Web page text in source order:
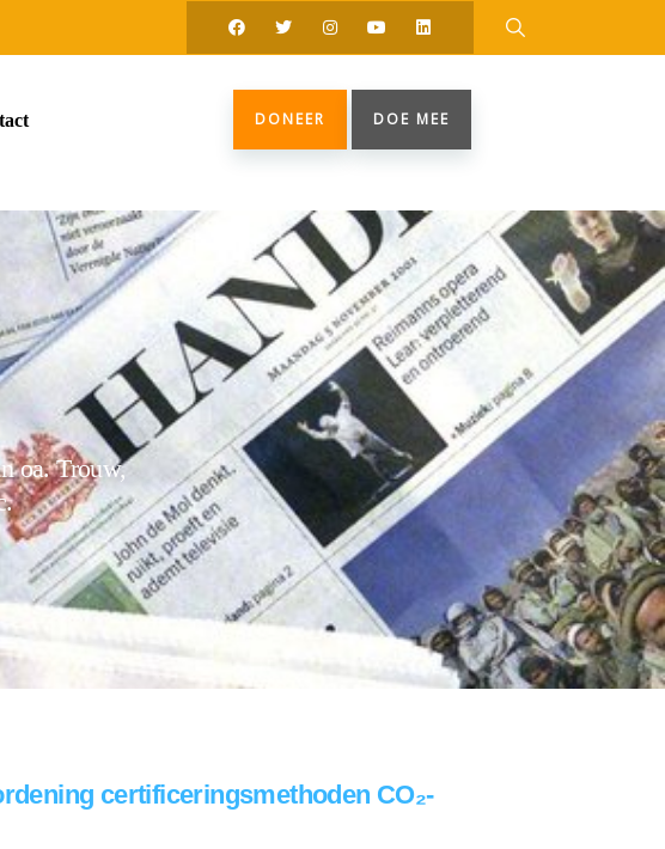
DONEER DOE MEE
oa. Trouw,
certificeringsmethoden CO₂-